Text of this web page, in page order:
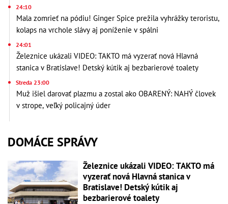
24:10
Mala zomrieť na pódiu! Ginger Spice prežila vyhrážky teroristu,
kolaps na vrchole slávy aj poníženie v spálni
24:01
Železnice ukázali VIDEO: TAKTO má vyzerať nová Hlavná
stanica v Bratislave! Detský kútik aj bezbarierové toalety
Streda 23:00
Muž išiel darovať plazmu a zostal ako OBARENÝ: NAHÝ človek
v strope, veľký policajný úder
DOMÁCE SPRÁVY
Železnice ukázali VIDEO: TAKTO má
vyzerať nová Hlavná stanica v
Bratislave! Detský kútik aj
bezbarierové toalety